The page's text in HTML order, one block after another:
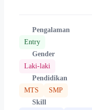
Pengalaman
Entry
Gender
Laki-laki
Pendidikan
MTS
SMP
Skill